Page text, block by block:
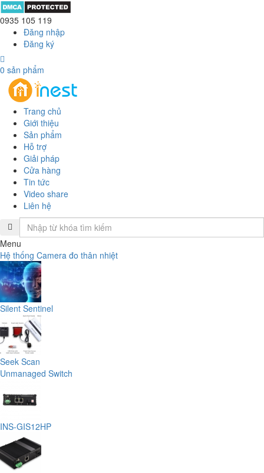
0935 105 119
Đăng nhập
Đăng ký
0 sản phẩm
Trang chủ
Giới thiệu
Sản phẩm
Hỗ trợ
Giải pháp
Cửa hàng
Tin tức
Video share
Liên hệ
Menu
Hệ thống Camera đo thân nhiệt
Silent Sentinel
Seek Scan
Unmanaged Switch
INS-GIS12HP